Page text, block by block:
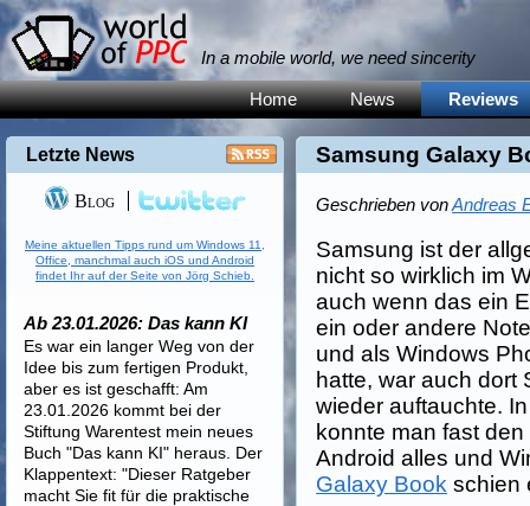
In a mobile world, we need sincerity
Home News Reviews
Samsung Galaxy
Geschrieben vonAndreas
Samsung ist der
nicht so wirklich im
auch wenn das ein
ein oder andere
und als Windows
hatte, war auch dort
wieder auftauchte.
konnte man fast
Android alles und
Galaxy Book schien
Letzte News
Blog
Meine aktuellen Tipps rund um Windows 11,
Office, manchmal auch iOS und Android
findet Ihr auf der Seite von Jörg Schieb.
Ab 23.01.2026: Das kann KI
Es war ein langer Weg von der
Idee bis zum fertigen Produkt,
aber es ist geschafft: Am
23.01.2026 kommt bei der
Stiftung Warentest mein neues
Buch "Das kann KI" heraus. Der
Klappentext: "Dieser Ratgeber
macht Sie fit für die praktische